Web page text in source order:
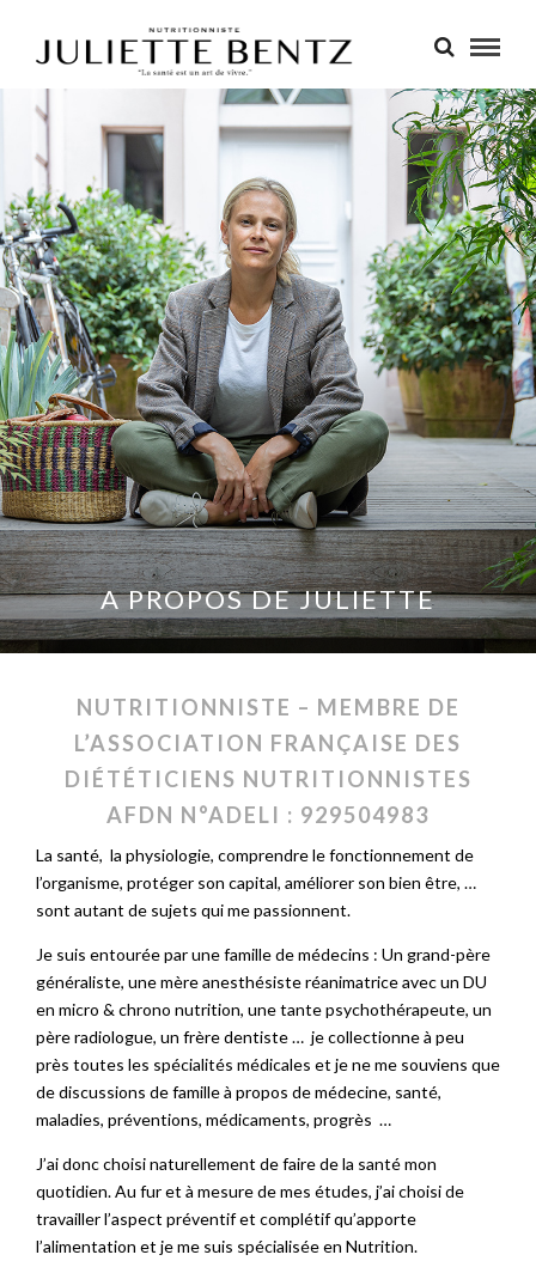
A PROPOS DE JULIETTE
NUTRITIONNISTE – MEMBRE DE
L’ASSOCIATION FRANÇAISE DES
DIÉTÉTICIENS NUTRITIONNISTES
AFDN N°ADELI : 929504983
La santé, la physiologie, comprendre le fonctionnement de
l’organisme, protéger son capital, améliorer son bien être, …
sont autant de sujets qui me passionnent.
Je suis entourée par une famille de médecins : Un grand-père
généraliste, une mère anesthésiste réanimatrice avec un DU
en micro & chrono nutrition, une tante psychothérapeute, un
père radiologue, un frère dentiste … je collectionne à peu
près toutes les spécialités médicales et je ne me souviens que
de discussions de famille à propos de médecine, santé,
maladies, préventions, médicaments, progrès …
J’ai donc choisi naturellement de faire de la santé mon
quotidien. Au fur et à mesure de mes études, j’ai choisi de
travailler l’aspect préventif et complétif qu’apporte
l’alimentation et je me suis spécialisée en Nutrition.